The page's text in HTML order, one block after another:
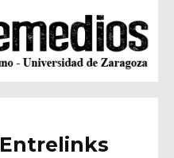
Entrelinks